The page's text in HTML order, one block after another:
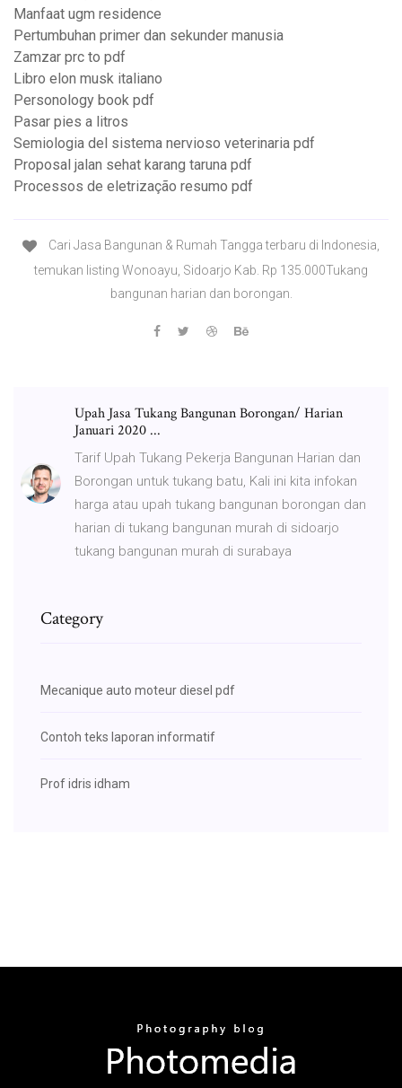
Manfaat ugm residence
Pertumbuhan primer dan sekunder manusia
Zamzar prc to pdf
Libro elon musk italiano
Personology book pdf
Pasar pies a litros
Semiologia del sistema nervioso veterinaria pdf
Proposal jalan sehat karang taruna pdf
Processos de eletrização resumo pdf
Cari Jasa Bangunan & Rumah Tangga terbaru di Indonesia,
temukan listing Wonoayu, Sidoarjo Kab. Rp 135.000Tukang
bangunan harian dan borongan.
Upah Jasa Tukang Bangunan Borongan/ Harian
Januari 2020 ...
Tarif Upah Tukang Pekerja Bangunan Harian dan
Borongan untuk tukang batu, Kali ini kita infokan
harga atau upah tukang bangunan borongan dan
harian di tukang bangunan murah di sidoarjo
tukang bangunan murah di surabaya
Category
Mecanique auto moteur diesel pdf
Contoh teks laporan informatif
Prof idris idham